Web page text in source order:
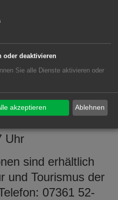
erworben werden
Aalen, Marktplatz
14 bis 17 Uhr
18 Uhr
Uhr
sind erhältlich
und Tourismus der
07361 52-
oder deaktivieren
Sie alle Dienste aktivieren oder
Ablehnen
akzeptieren